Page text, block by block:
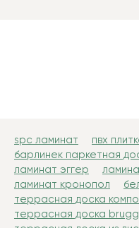
spc ламинат
пвх
барлинек паркетная
ламинат эггер
ламинат кронопол
террасная доска
террасная доска